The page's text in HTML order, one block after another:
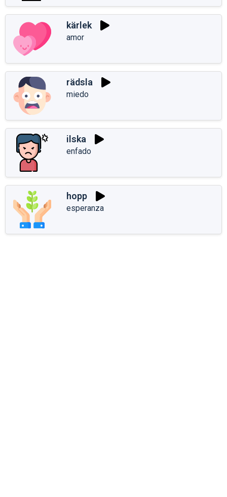
kärlek
amor
rädsla
miedo
ilska
enfado
hopp
esperanza